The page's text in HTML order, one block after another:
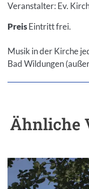
Veranstalter: Ev.
PreisEintritt frei.
Musik in der Kirche
Bad Wildungen
Ähnliche